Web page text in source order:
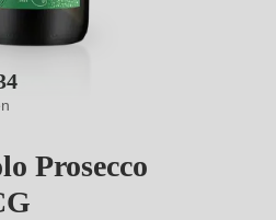
Prosecco